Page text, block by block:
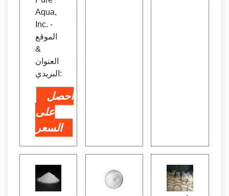
Aqua,
Inc. -
الموقع
&
العنوان
البريدي:
احصل
على
السعر